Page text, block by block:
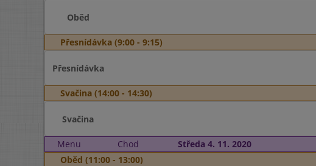
Oběd
Přesnídávka (9:00 - 9:15)
Přesnídávka
Svačina (14:00 - 14:30)
Svačina
Menu Chod
Středa 4. 11. 2020
Oběd (11:00 - 13:00)